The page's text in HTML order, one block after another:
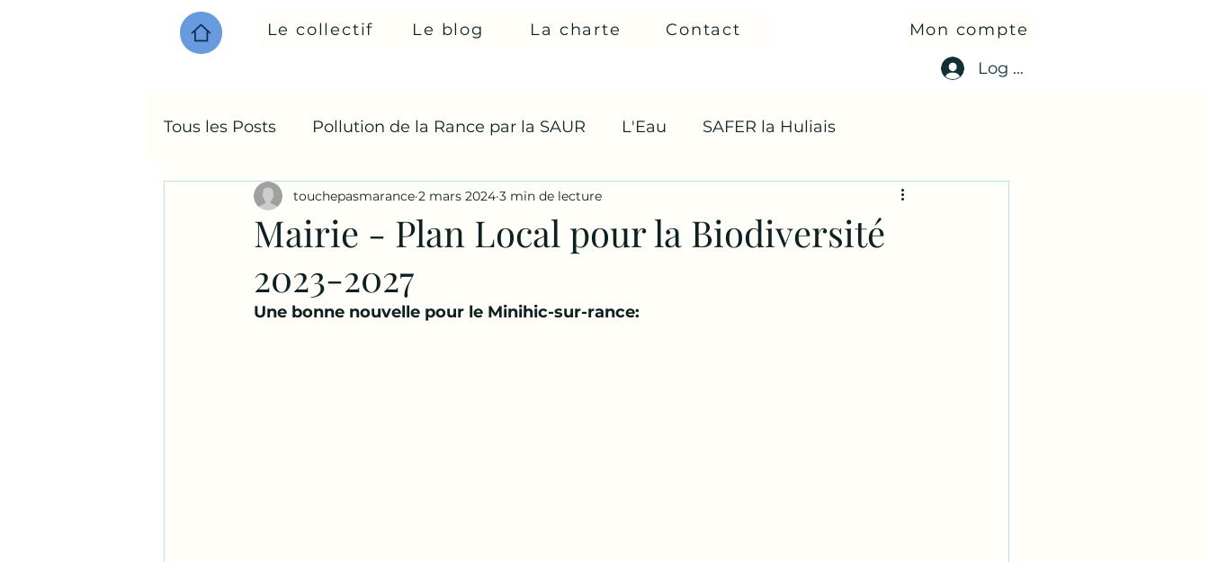
Le collectif Le blog La charte Contact
Mon compte
Log In
Tous les Posts Pollution de la Rance par la SAUR L'Eau SAFER la Huliais
Environnement
Mairie - Plan Local pour la Biodiversité
2023-2027
touchepasmarance 2 mars 2024 3 min de lecture
Une bonne nouvelle pour le Minihic-sur-rance: